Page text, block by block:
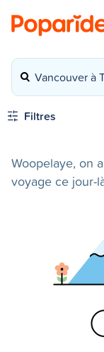
Vancouver à
Filtres
Woopelaye, on
voyage ce jour-